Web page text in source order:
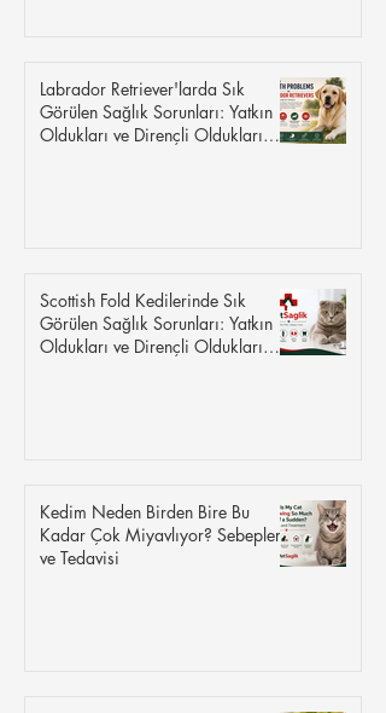
Labrador Retriever'larda Sık
Görülen Sağlık Sorunları: Yatkın
Oldukları ve Dirençli Oldukları
Scottish Fold Kedilerinde Sık
Görülen Sağlık Sorunları: Yatkın
Oldukları ve Dirençli Oldukları
Kedim Neden Birden Bire Bu
Kadar Çok Miyavlıyor? Sebepleri
ve Tedavisi